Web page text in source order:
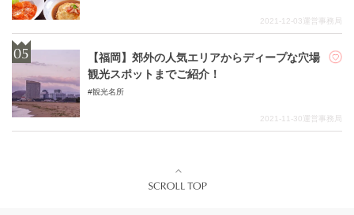
2021-12-03運営事務局
【福岡】郊外の人気エリアからディープな穴場
観光スポットまでご紹介！
観光名所
2021-11-30運営事務局